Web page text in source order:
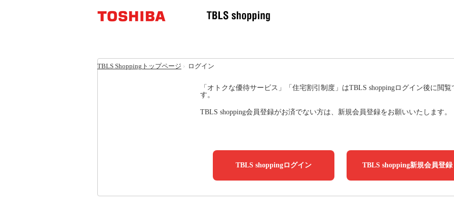
TBLS Shoppingトップページ › ログイン
「オトクな優待サービス」「住宅割引制度」はTBLS shoppingログイン後に閲覧
す。
TBLS shopping会員登録がお済でない方は、新規会員登録をお願いいたします。
TBLS shoppingログイン TBLS shopping新規会員登録